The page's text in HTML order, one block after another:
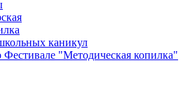
каникул
"Методическая копилка"